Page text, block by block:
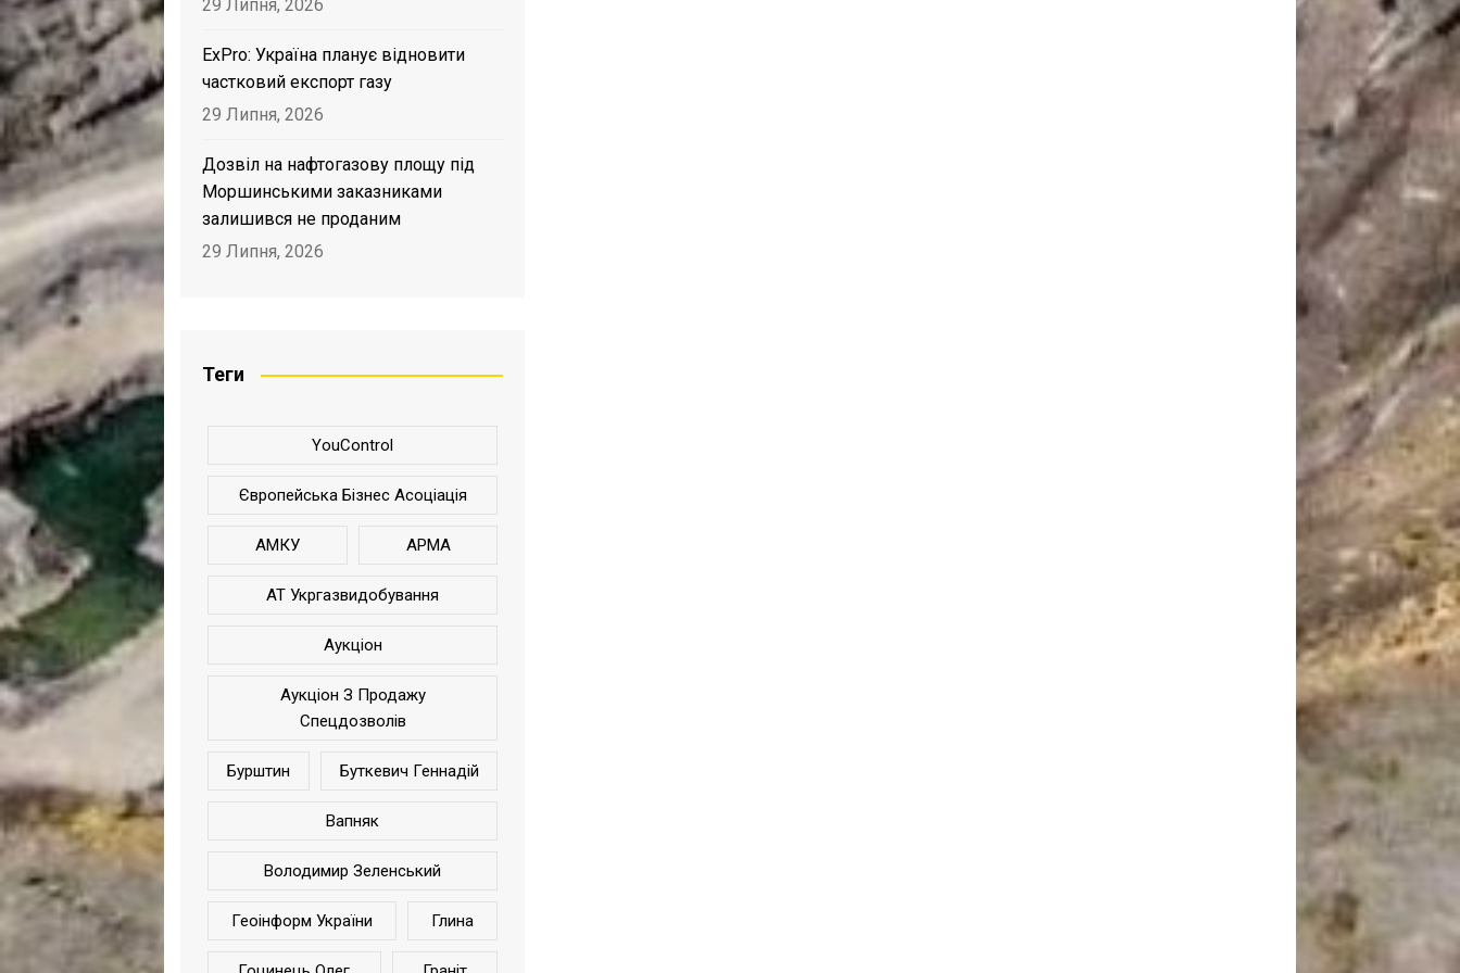
29 Липня, 2026
ExPro: Україна планує відновити
частковий експорт газу
29 Липня, 2026
Дозвіл на нафтогазову площу під
Моршинськими заказниками
залишився не проданим
29 Липня, 2026
Теги
YouControl
Європейська Бізнес Асоціація
АМКУ АРМА
АТ Укргазвидобування
Аукціон
Аукціон З Продажу
Спецдозволів
Бурштин Буткевич Геннадій
Вапняк
Володимир Зеленський
Геоінформ України Глина